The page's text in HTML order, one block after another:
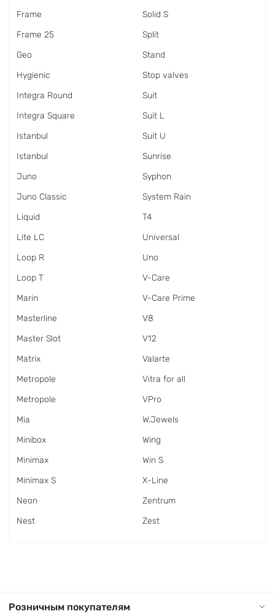
Frame
Frame 25
Geo
Hygienic
Integra Round
Integra Square
Istanbul
Istanbul
Juno
Juno Classic
Liquid
Lite LC
Loop R
Loop T
Marin
Masterline
Master Slot
Matrix
Metropole
Metropole
Mia
Minibox
Minimax
Minimax S
Neon
Nest
Solid S
Split
Stand
Stop valves
Suit
Suit L
Suit U
Sunrise
Syphon
System Rain
T4
Universal
Uno
V-Care
V-Care Prime
V8
V12
Valarte
Vitra for all
VPro
W.Jewels
Wing
Win S
X-Line
Zentrum
Zest
Розничным покупателям